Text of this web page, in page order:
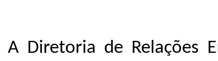
A Diretoria de Relações